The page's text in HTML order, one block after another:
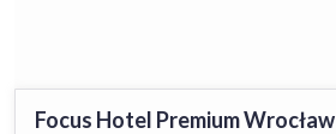
Focus Hotel Premium Wrocław